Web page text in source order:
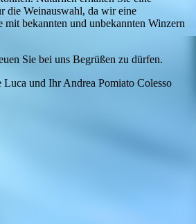
die Weinauswahl, da wir eine
mit bekannten und unbekannten Winzern
Sie bei uns Begrüßen zu dürfen.
und Ihr Andrea Pomiato Colesso